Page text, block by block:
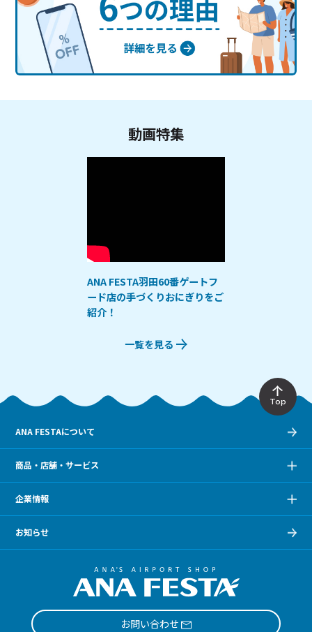
動画特集
ANA FESTA羽田60番ゲートフ
ード店の手づくりおにぎりをご
紹介！
一覧を見る
Top
ANA FESTAについて
商品・店舗・サービス
企業情報
お知らせ
お問い合わせ